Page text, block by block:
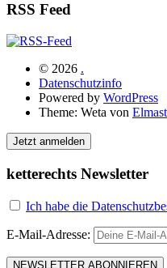
RSS Feed
© 2026 .
Datenschutzinfo
Powered by WordPress
Theme: Weta von
Jetzt anmelden
ketterechts Newsletter
Ich habe die
E-Mail-Adresse: